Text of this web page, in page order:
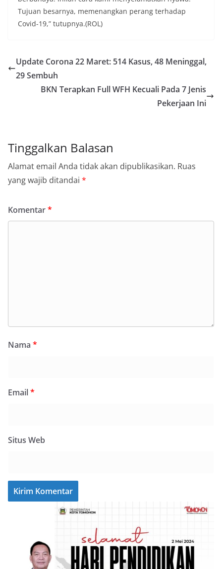
Tujuan besarnya, memenangkan perang terhadap
Covid-19,” tutupnya.(ROL)
Update Corona 22 Maret: 514 Kasus, 48 Meninggal,
29 Sembuh
BKN Terapkan Full WFH Kecuali Pada 7 Jenis
Pekerjaan Ini
Tinggalkan Balasan
Alamat email Anda tidak akan dipublikasikan. Ruas
yang wajib ditandai *
Komentar*
Nama *
Email*
Situs Web